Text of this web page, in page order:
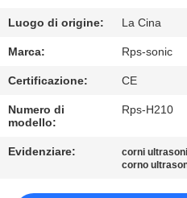
QUALITÀ
CONTATTICI
NOTIZIE
Luogo di origine: La Cina
Marca: Rps-sonic
Certificazione: CE
Numero di
modello:
Rps-H210
Evidenziare: corni
corno